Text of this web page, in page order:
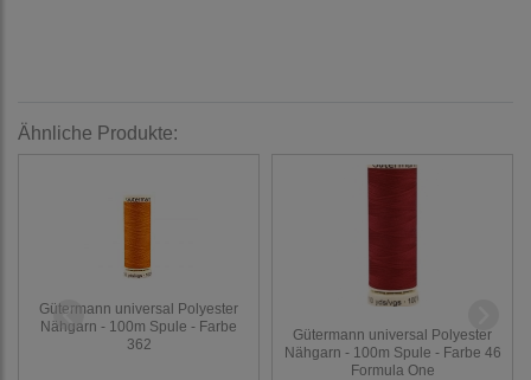
Ähnliche Produkte:
Gütermann universal Polyester
Nähgarn - 100m Spule - Farbe
362
Gütermann universal Polyester
Nähgarn - 100m Spule - Farbe 46
Formula One